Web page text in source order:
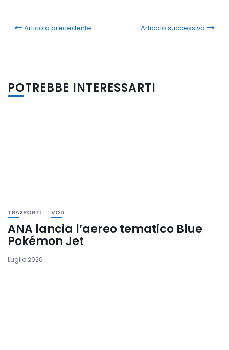
Articolo precedente Articolo successivo
POTREBBE INTERESSARTI
TRASPORTI VOLI
ANA lancia l’aereo tematico Blue
Pokémon Jet
Luglio 2026